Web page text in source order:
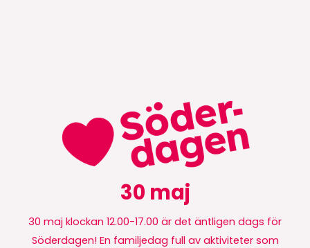
30 maj
30 maj klockan 12.00-17.00 är det äntligen dags för
Söderdagen! En familjedag full av aktiviteter som